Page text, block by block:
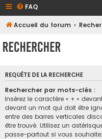
FAQ
Accueil du forum
Rechercher
REQUÊTE DE LA RECHERCHE
Rechercher par mots-clés :
Insérez le caractère « + »
devant un mot qui doit être
entre des barres verticales
être trouvé. Utilisez un
passe-partout si vous